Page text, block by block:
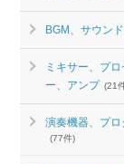
BGM、サウン
ミキサー、プ
ー、アンプ (21
演奏機器、プ
(77件)